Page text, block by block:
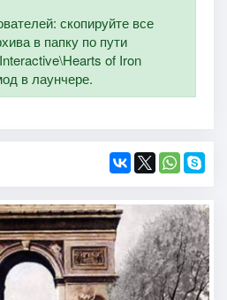
скопируйте все
в папку по пути
of Iron
в лаунчере.